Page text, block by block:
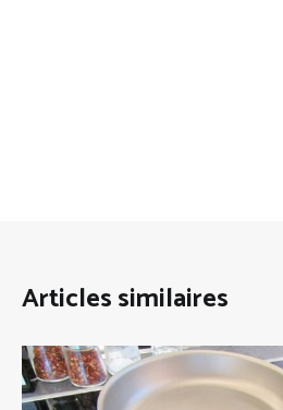
Articles similaires